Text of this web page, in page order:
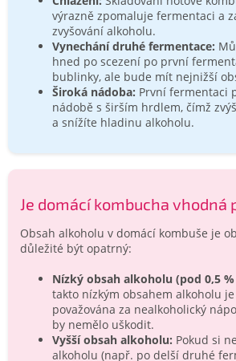
výrazně zpomaluje fermentaci a
zvyšování alkoholu.
Vynechání druhé fermentace:
hned po scezení po první
bublinky, ale bude mít nejnižší
Široká nádoba: První fermentaci
nádobě s širším hrdlem, čímž
a snížíte hladinu alkoholu.
Je domácí kombucha vhodná
Obsah alkoholu v domácí kombuše je
důležité být opatrný:
Nízký obsah alkoholu (pod 0,5 %
takto nízkým obsahem alkoholu
považována za nealkoholický
by nemělo uškodit.
Vyšší obsah alkoholu: Pokud si
alkoholu (např. po delší druhé